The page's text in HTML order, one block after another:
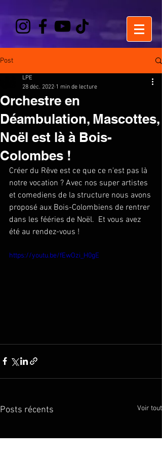
Post
Orchestre en
Déambulation, Mascottes,
Noël est là à Bois-
Colombes !
LPE
28 déc. 2022 1 min de lecture
Créer du Rêve est ce que ce n'est pas là
notre vocation ? Avec nos super artistes
et comediens de la structure nous avons
proposé aux Bois-Colombiens de rentrer
dans les fééries de Noël.  Et vous avez
été au rendez-vous !
https://youtu.be/fEwOzi_H0gE
Posts récents Voir tout